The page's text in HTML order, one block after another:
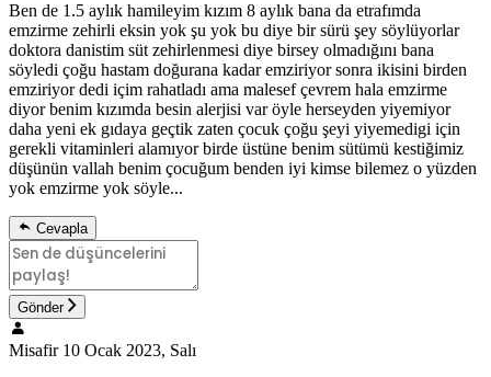
Ben de 1.5 aylık hamileyim kızım 8 aylık bana da etrafımda
emzirme zehirli eksin yok şu yok bu diye bir sürü şey söylüyorlar
doktora danistim süt zehirlenmesi diye birsey olmadığını bana
söyledi çoğu hastam doğurana kadar emziriyor sonra ikisini birden
emziriyor dedi içim rahatladı ama malesef çevrem hala emzirme
diyor benim kızımda besin alerjisi var öyle herseyden yiyemiyor
daha yeni ek gıdaya geçtik zaten çocuk çoğu şeyi yiyemedigi için
gerekli vitaminleri alamıyor birde üstüne benim sütümü kestiğimiz
düşünün vallah benim çocuğum benden iyi kimse bilemez o yüzden
yok emzirme yok söyle...
Cevapla
Gönder
Misafir 10 Ocak 2023, Salı